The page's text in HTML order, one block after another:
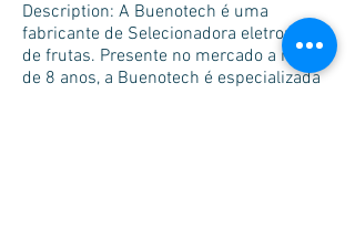
Description: A Buenotech é uma
fabricante de Selecionadora eletronica
de frutas. Presente no mercado a mais
de 8 anos, a Buenotech é especializada